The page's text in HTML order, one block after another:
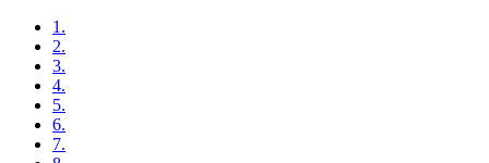
1.
2.
3.
4.
5.
6.
7.